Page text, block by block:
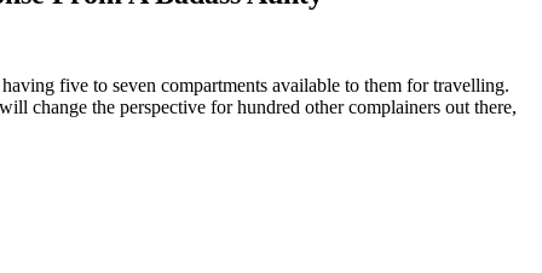
five to seven compartments available to them for travelling.
change the perspective for hundred other complainers out there,